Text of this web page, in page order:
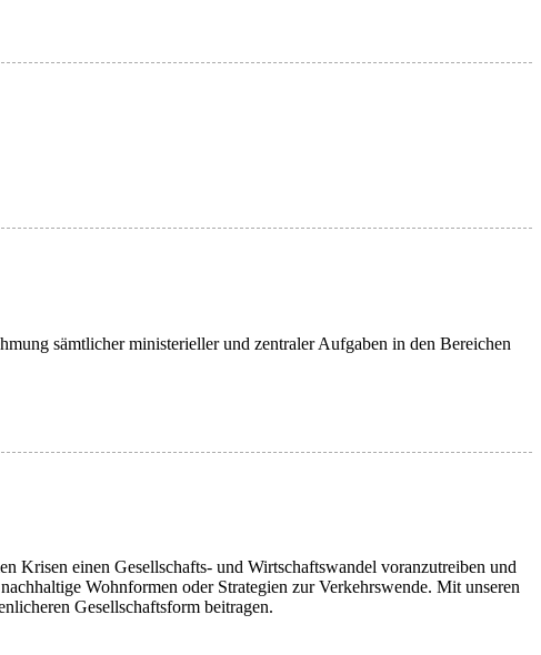
sämtlicher ministerieller und zentraler Aufgaben in den Bereichen
Krisen einen Gesellschafts- und Wirtschaftswandel voranzutreiben und
Wohnformen oder Strategien zur Verkehrswende. Mit unseren
Gesellschaftsform beitragen.